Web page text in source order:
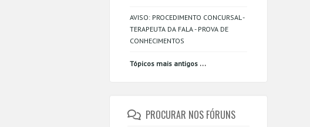
AVISO: PROCEDIMENTO CONCURSAL -
TERAPEUTA DA FALA - PROVA DE
CONHECIMENTOS
Tópicos mais antigos ...
PROCURAR NOS FÓRUNS